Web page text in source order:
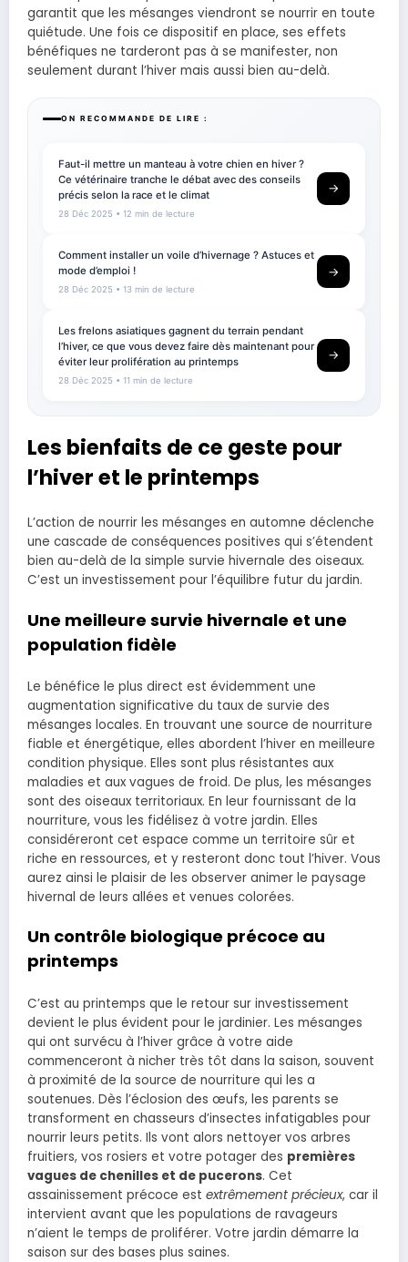
garantit que les mésanges viendront se nourrir en toute
quiétude. Une fois ce dispositif en place, ses effets
bénéfiques ne tarderont pas à se manifester, non
seulement durant l’hiver mais aussi bien au-delà.
ON RECOMMANDE DE LIRE :
Faut-il mettre un manteau à votre chien en hiver ?
Ce vétérinaire tranche le débat avec des conseils
précis selon la race et le climat
28 Déc 2025 • 12 min de lecture
→
Comment installer un voile d’hivernage ? Astuces et
mode d’emploi !
28 Déc 2025 • 13 min de lecture
→
Les frelons asiatiques gagnent du terrain pendant
l’hiver, ce que vous devez faire dès maintenant pour
éviter leur prolifération au printemps
28 Déc 2025 • 11 min de lecture
→
Les bienfaits de ce geste pour
l’hiver et le printemps
L’action de nourrir les mésanges en automne déclenche
une cascade de conséquences positives qui s’étendent
bien au-delà de la simple survie hivernale des oiseaux.
C’est un investissement pour l’équilibre futur du jardin.
Une meilleure survie hivernale et une
population fidèle
Le bénéfice le plus direct est évidemment une
augmentation significative du taux de survie des
mésanges locales. En trouvant une source de nourriture
fiable et énergétique, elles abordent l’hiver en meilleure
condition physique. Elles sont plus résistantes aux
maladies et aux vagues de froid. De plus, les mésanges
sont des oiseaux territoriaux. En leur fournissant de la
nourriture, vous les fidélisez à votre jardin. Elles
considéreront cet espace comme un territoire sûr et
riche en ressources, et y resteront donc tout l’hiver. Vous
aurez ainsi le plaisir de les observer animer le paysage
hivernal de leurs allées et venues colorées.
Un contrôle biologique précoce au
printemps
C’est au printemps que le retour sur investissement
devient le plus évident pour le jardinier. Les mésanges
qui ont survécu à l’hiver grâce à votre aide
commenceront à nicher très tôt dans la saison, souvent
à proximité de la source de nourriture qui les a
soutenues. Dès l’éclosion des œufs, les parents se
transforment en chasseurs d’insectes infatigables pour
nourrir leurs petits. Ils vont alors nettoyer vos arbres
fruitiers, vos rosiers et votre potager des premières
vagues de chenilles et de pucerons. Cet
assainissement précoce est extrêmement précieux, car il
intervient avant que les populations de ravageurs
n’aient le temps de proliférer. Votre jardin démarre la
saison sur des bases plus saines.